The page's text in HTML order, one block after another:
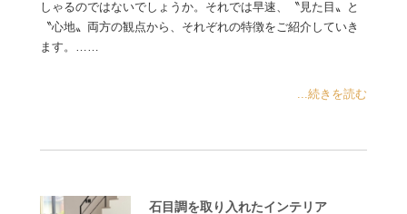
しゃるのではないでしょうか。それでは早速、〝見た目〟と
〝心地〟両方の観点から、それぞれの特徴をご紹介していき
ます。……
...続きを読む
石目調を取り入れたインテリア